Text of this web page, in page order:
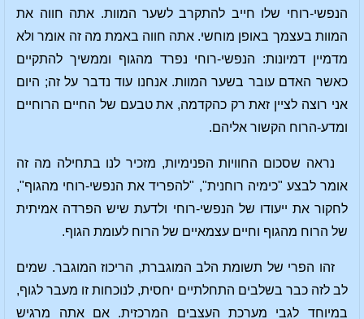
הנפשי-רוחי שלו חייב להתקרב לשער המוות. אתה חווה את
המוות בעצמך באופן מוחשי. אתה חווה באמת מה זה אומר ולא
מדמיין דמיונות: הנפשי-רוחי נפרד מהגוף וממשיך להתקיים
כאשר האדם עובר בשער המוות. אנחנו עוד נדבר על זה; היום
אני רוצה לציין זאת רק כהקדמה, את טבעם של החיים הרוחיים
ומדע-הרוח הקשור אליהם.
נראה שסכום החוויות הפנימיות, מזכיר לנו בתחילה מה זה
אומר לבצע "כימיה רוחנית", "להפריד את הנפשי-רוחי מהגוף",
לחקור את ייעודו של הנפשי-רוחי ולדעת שיש הפרדה אמיתית
של הרוח מהגוף וחיים עצמאיים של הרוח לעומת הגוף.
זהו הפרי של תשומת הלב המוגברת, הריכוז המוגבר. שמים
לב לזה כבר בשלבים התחלתיים יחסית, לנוכחות זו מעבר לגוף,
במיוחד לגבי מערכת העצבים המרכזית. אם אתה מרגיש